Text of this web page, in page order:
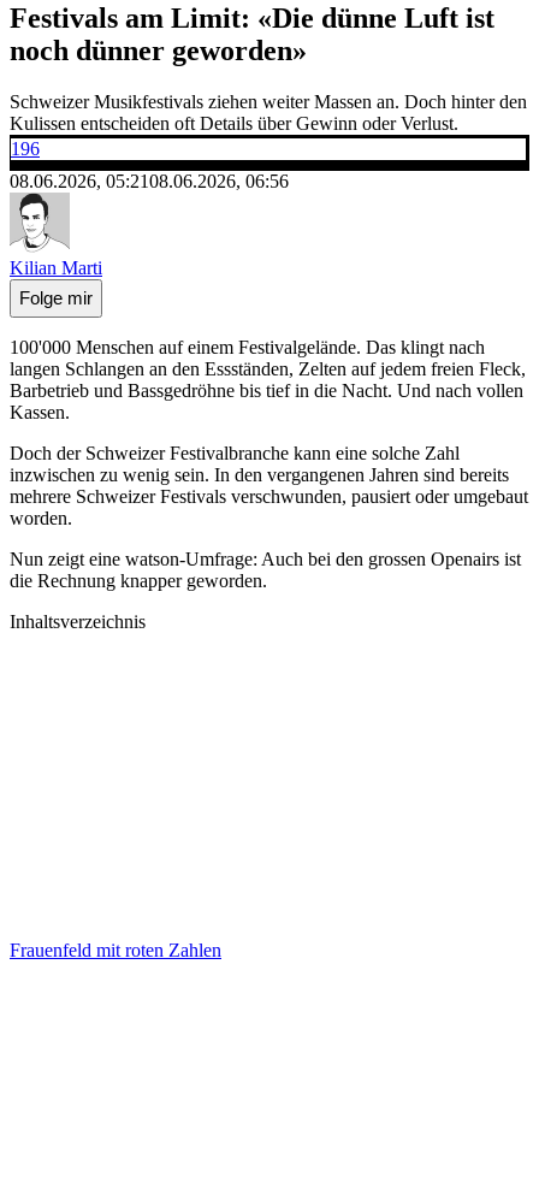
Festivals am Limit: «Die dünne Luft ist
noch dünner geworden»
Schweizer Musikfestivals ziehen weiter Massen an. Doch hinter den
Kulissen entscheiden oft Details über Gewinn oder Verlust.
196
08.06.2026, 05:2108.06.2026, 06:56
Kilian Marti
Folge mir
100'000 Menschen auf einem Festivalgelände. Das klingt nach
langen Schlangen an den Essständen, Zelten auf jedem freien Fleck,
Barbetrieb und Bassgedröhne bis tief in die Nacht. Und nach vollen
Kassen.
Doch der Schweizer Festivalbranche kann eine solche Zahl
inzwischen zu wenig sein. In den vergangenen Jahren sind bereits
mehrere Schweizer Festivals verschwunden, pausiert oder umgebaut
worden.
Nun zeigt eine watson-Umfrage: Auch bei den grossen Openairs ist
die Rechnung knapper geworden.
Inhaltsverzeichnis
Frauenfeld mit roten Zahlen